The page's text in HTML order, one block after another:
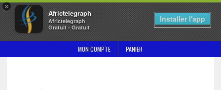
×
Africtelegraph
Africtelegraph
Gratuit - Gratuit
Installer l'app
MON COMPTE PANIER